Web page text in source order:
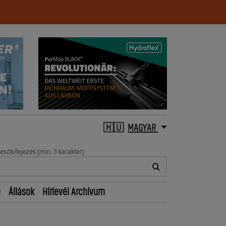
MAGYAR
(min. 3 karakter)
Állások Hírlevél Archívum